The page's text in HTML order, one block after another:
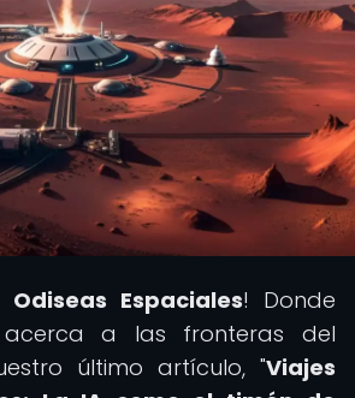
Odiseas Espaciales! Donde
a las fronteras del
último artículo, "Viajes